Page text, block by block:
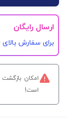
ارسال رایگان
برای سفارش‌ بالای 5,000,000 تومان
است!